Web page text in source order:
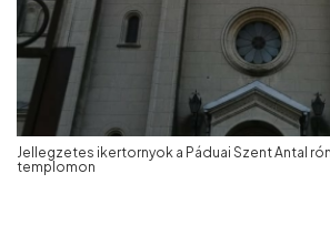
Jellegzetes ikertornyok a Páduai Szent Antal
templomon